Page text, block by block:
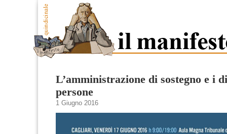
L’amministrazione di sostegno e i
persone
1 Giugno 2016